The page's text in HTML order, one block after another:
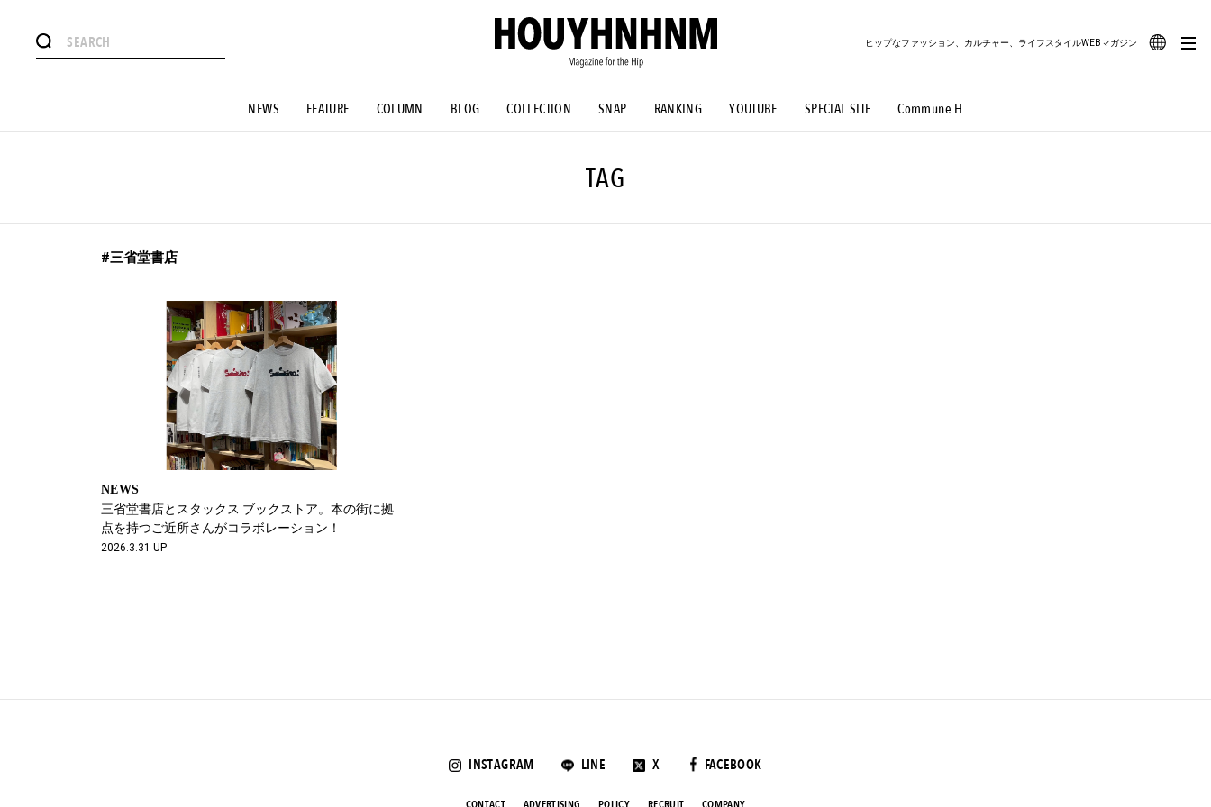
NEWS FEATURE COLUMN BLOG COLLECTION SNAP RANKING YOUTUBE SPECIAL SITE Commune H
ヒップなファッション、カルチャー、ライフスタイルWEBマガジン
#憧れの逸品 #ESSENTIAL DESIGNS #古着サミット #NEW VINTAGE #マイナーグッド図鑑 #路地裏てぃーん。 #MONTHLY JOURNAL
#GH 銘品の所以 #フイナムのYouTube #Commune H #FOCUS IT #AH.H #ととけん #FASHION #MUSIC #MOVIE #LIFESTYLE #SNEAKER #OUTDOOR
TAG
#三省堂書店
NEWS
三省堂書店とスタックス ブックストア。本の街に拠
点を持つご近所さんがコラボレーション！
2026.3.31 UP
INSTAGRAM LINE X FACEBOOK